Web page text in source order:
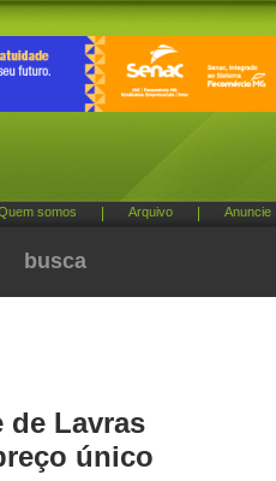
somos Arquivo Anuncie
busca
de Lavras
único